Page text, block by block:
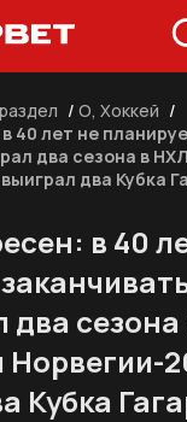
/ О, Хоккей /
40 лет не
два сезона в
два Кубка
в 40
два
Кубка